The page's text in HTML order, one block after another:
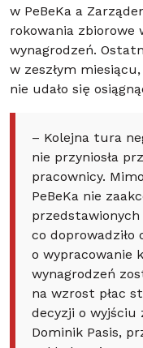
w PeBeKa a
rokowania zbiorowe
wynagrodzeń.
w zeszłym
nie udało się
– Kolejna tura
nie przyniosła
pracownicy.
PeBeKa nie
przedstawionych
co doprowadziło
o wypracowanie
wynagrodzeń
na wzrost płac
decyzji o wyjściu
Dominik Pasis,